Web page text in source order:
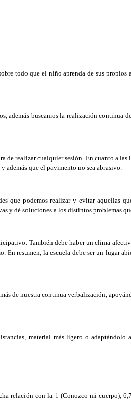
todo que el niño aprenda de sus propios
además buscamos la realización continua
realizar cualquier sesión. En cuanto a las
que el pavimento no sea abrasivo.
podemos realizar y evitar aquellas
y dé soluciones a los distintos problemas
También debe haber un clima
En resumen, la escuela debe ser un lugar
de nuestra continua verbalización,
material más ligero o adaptándolo
relación con la 1 (Conozco mi cuerpo),